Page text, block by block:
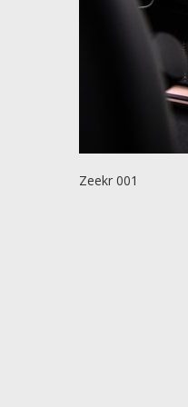
Zeekr 001